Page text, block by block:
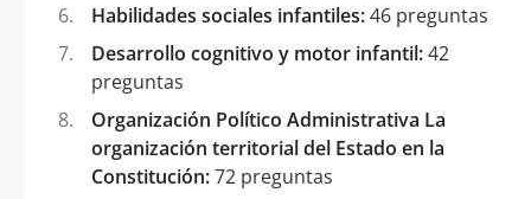
Habilidades sociales infantiles:46 preguntas
Desarrollo cognitivo y motor infantil:42
preguntas
Organización Político Administrativa La
organización territorial del Estado en la
Constitución:72 preguntas